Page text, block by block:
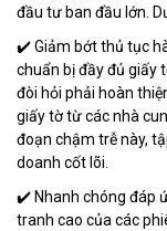
đầu tư ban đầu lớn.
✔️ Giảm bớt thủ tục
chuẩn bị đầy đủ giấy
đòi hỏi phải hoàn
giấy tờ từ các nhà
đoạn chậm trễ này,
doanh cốt lõi.
✔️ Nhanh chóng đáp
tranh cao của các